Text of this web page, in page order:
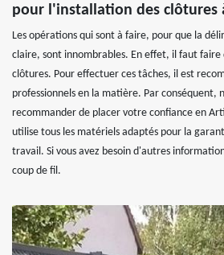
pour l'installation des clôtures
Les opérations qui sont à faire, pour que la
claire, sont innombrables. En effet, il faut faire
clôtures. Pour effectuer ces tâches, il est
professionnels en la matière. Par conséquent,
recommander de placer votre confiance en
utilise tous les matériels adaptés pour la
travail. Si vous avez besoin d'autres
coup de fil.